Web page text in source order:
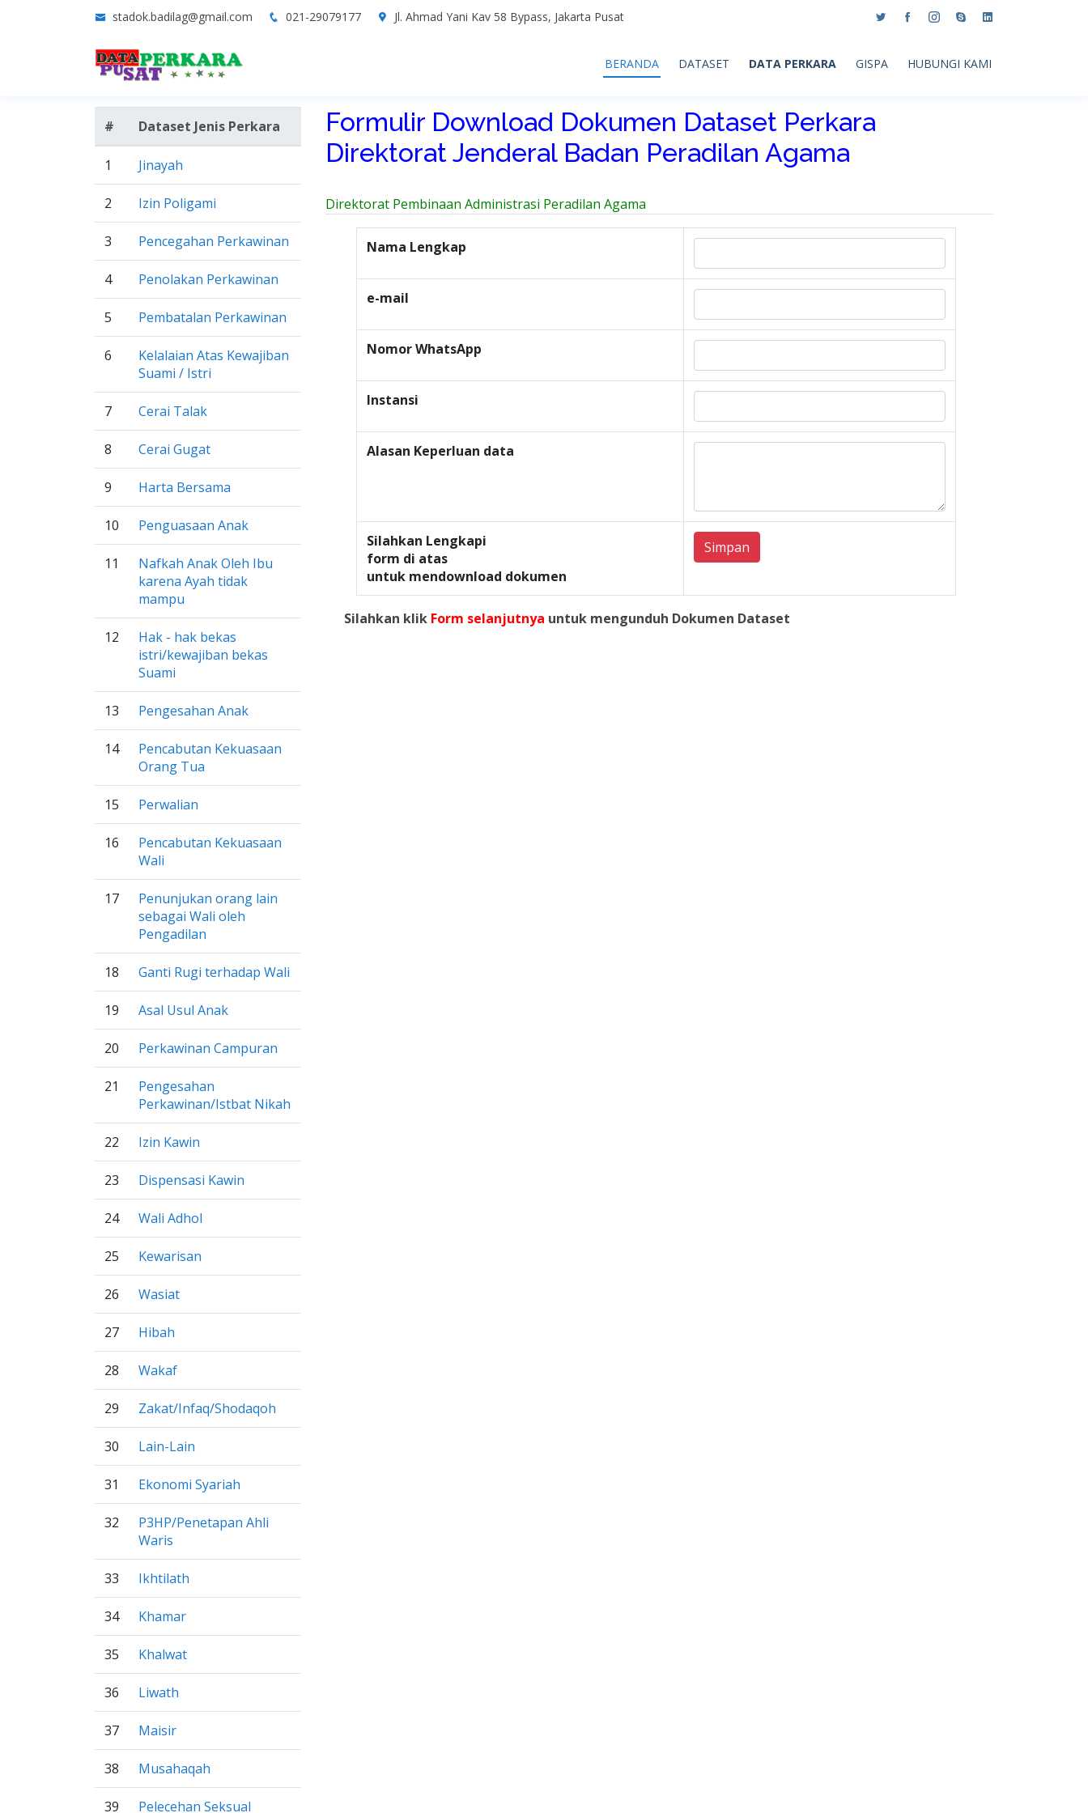
stadok.badilag@gmail.com 021-29079177 Jl. Ahmad Yani Kav 58 Bypass, Jakarta Pusat
BERANDA DATASET DATA PERKARA GISPA HUBUNGI KAMI
# Dataset Jenis Perkara
1 Jinayah
2 Izin Poligami
3 Pencegahan Perkawinan
4 Penolakan Perkawinan
5 Pembatalan Perkawinan
6
Kelalaian Atas Kewajiban
Suami / Istri
7 Cerai Talak
8 Cerai Gugat
9 Harta Bersama
10 Penguasaan Anak
11
Nafkah Anak Oleh Ibu
karena Ayah tidak
mampu
12
Hak - hak bekas
istri/kewajiban bekas
Suami
13 Pengesahan Anak
14
Pencabutan Kekuasaan
Orang Tua
15 Perwalian
16
Pencabutan Kekuasaan
Wali
17
Penunjukan orang lain
sebagai Wali oleh
Pengadilan
18 Ganti Rugi terhadap Wali
19 Asal Usul Anak
20 Perkawinan Campuran
21
Pengesahan
Perkawinan/Istbat Nikah
22 Izin Kawin
23 Dispensasi Kawin
24 Wali Adhol
25 Kewarisan
26 Wasiat
27 Hibah
28 Wakaf
29 Zakat/Infaq/Shodaqoh
30 Lain-Lain
31 Ekonomi Syariah
32
P3HP/Penetapan Ahli
Waris
33 Ikhtilath
34 Khamar
35 Khalwat
36 Liwath
37 Maisir
38 Musahaqah
39 Pelecehan Seksual
Formulir Download Dokumen Dataset Perkara
Direktorat Jenderal Badan Peradilan Agama
Direktorat Pembinaan Administrasi Peradilan Agama
Nama Lengkap
e-mail
Nomor WhatsApp
Instansi
Alasan Keperluan data
Silahkan Lengkapi
form di atas
untuk mendownload dokumen
Simpan
Silahkan klik Form selanjutnya untuk mengunduh Dokumen Dataset